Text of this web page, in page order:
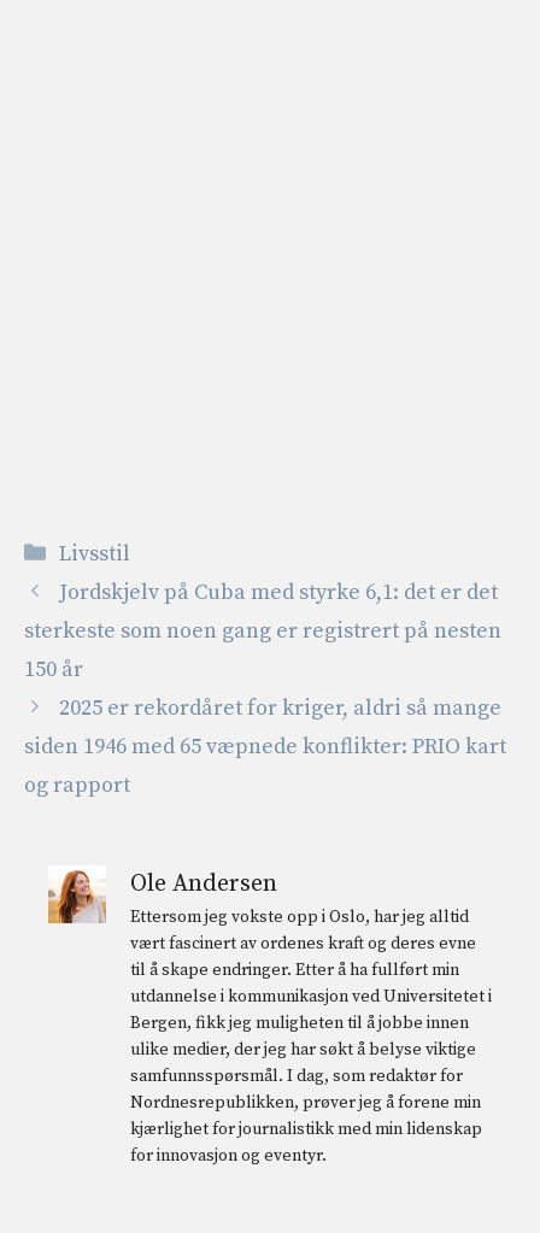
Kategorier
Livsstil
Jordskjelv på Cuba med styrke 6,1: det er det
sterkeste som noen gang er registrert på nesten
150 år
2025 er rekordåret for kriger, aldri så mange
siden 1946 med 65 væpnede konflikter: PRIO kart
og rapport
Ole Andersen
Ettersom jeg vokste opp i Oslo, har jeg alltid
vært fascinert av ordenes kraft og deres evne
til å skape endringer. Etter å ha fullført min
utdannelse i kommunikasjon ved Universitetet i
Bergen, fikk jeg muligheten til å jobbe innen
ulike medier, der jeg har søkt å belyse viktige
samfunnsspørsmål. I dag, som redaktør for
Nordnesrepublikken, prøver jeg å forene min
kjærlighet for journalistikk med min lidenskap
for innovasjon og eventyr.